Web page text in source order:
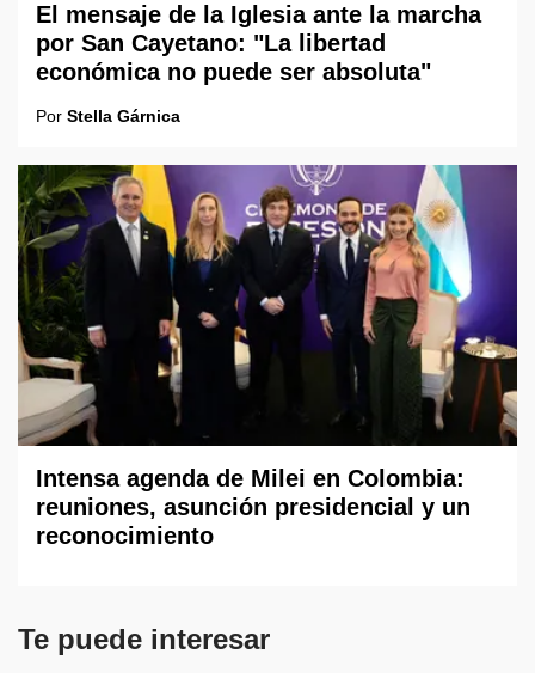
El mensaje de la Iglesia ante la marcha
por San Cayetano: "La libertad
económica no puede ser absoluta"
Por Stella Gárnica
Intensa agenda de Milei en Colombia:
reuniones, asunción presidencial y un
reconocimiento
Te puede interesar